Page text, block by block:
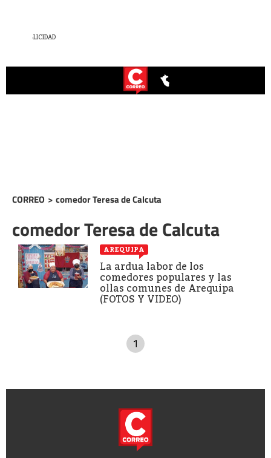
CORREO > comedor Teresa de Calcuta
comedor Teresa de Calcuta
AREQUIPA
La ardua labor de los
comedores populares y las
ollas comunes de Arequipa
(FOTOS Y VIDEO)
1